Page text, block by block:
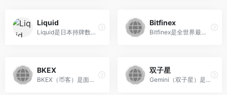
Liquid
Liquid是日本持牌数字货币国...
Bitfinex
Bitfinex是全世界最大、最高...
BKEX
BKEX（币客）是面向全球专业...
双子星
Gemini（双子星）是由Winklev...